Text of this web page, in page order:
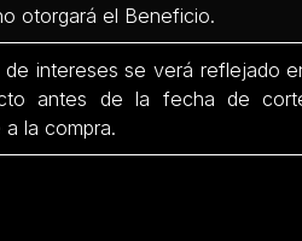
otorgará el Beneficio.
de intereses se verá reflejado
antes de la fecha de
a la compra.